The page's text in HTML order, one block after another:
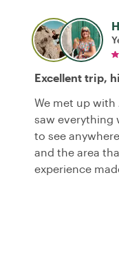
Excellent trip,
We met up with
saw everything
to see
and the area
experience